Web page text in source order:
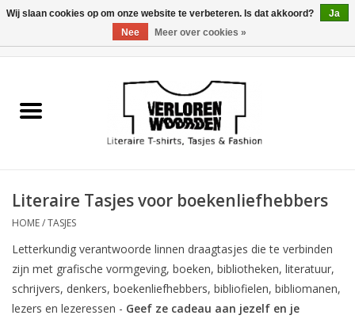
Heren
Tasjes
Meest verkocht
Literaire Tasjes voor boekenliefhebbers
HOME/TASJES
Letterkundig verantwoorde linnen draagtasjes die te verbinden
zijn met grafische vormgeving, boeken, bibliotheken, literatuur,
schrijvers, denkers, boekenliefhebbers, bibliofielen, bibliomanen,
lezers en lezeressen - Geef ze cadeau aan jezelf en je
Wij slaan cookies op om onze website te verbeteren. Is dat akkoord?
Ja
Nee
Meer over cookies »